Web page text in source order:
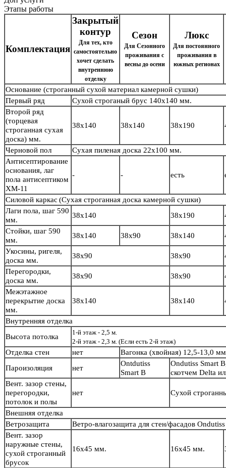
Этапы работы
Комплектация
Закрытый
контур
Для тех, кто
самостоятельно
хочет сделать
внутреннюю
отделку
Сезон
Для Сезонного
проживания с
весны до осени
Люкс
Для постоянного
проживания в
южных регионах
Основание (строганный сухой материал камерной сушки)
Первый ряд
Сухой строганый брус 140х140 мм.
Второй ряд
(торцевая
строганная сухая
доска) мм.
38х140 38х140 38х190
Черновой пол
Сухая пиленая доска 22х100 мм.
Антисептирование
основания, лаг
пола антисептиком
ХМ-11
- - есть
Силовой каркас(Сухая строганная доска камерной сушки)
Лаги пола, шаг 590
мм.
38х140 38х190
Стойки, шаг 590
мм.
38х140 38х90 38х140
Укосины, ригеля,
доска мм.
38х90 38х90
Перегородки,
доска мм.
38х90 38х90
Межэтажное
перекрытие доска
мм.
38х140 38х140
Внутренняя отделка
Высота потолка
1-й этаж - 2,5 м.
2-й этаж - 2,3 м. (Если есть 2-й этаж)
Отделка стен нет
Вагонка (хвойная) 12,5-13,0
Пароизоляция
нет
Ontdutiss
Smart B
Ondutiss Smart
скотчем Delta
Вент. зазор стены,
перегородки,
потолок и полы
нет Сухой
Внешняя отделка
Ветрозащита
Ветро-влагозащита для стен/фасадов
Вент. зазор
наружные стены,
сухой строганный
брусок
16х45 мм. 16х45 мм.